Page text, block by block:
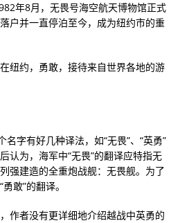
年8月，无畏号海空航天博物馆正式
户并一直停泊至今，成为纽约市的重
纽约，勇敢，接待来自世界各地的游
名字有好几种译法，如“无畏”、“英勇”
认为，海军中“无畏”的翻译应特指无
强建造的全重炮战舰：无畏舰。为了
敢”的翻译。
作者没有更详细地介绍越战中英勇的